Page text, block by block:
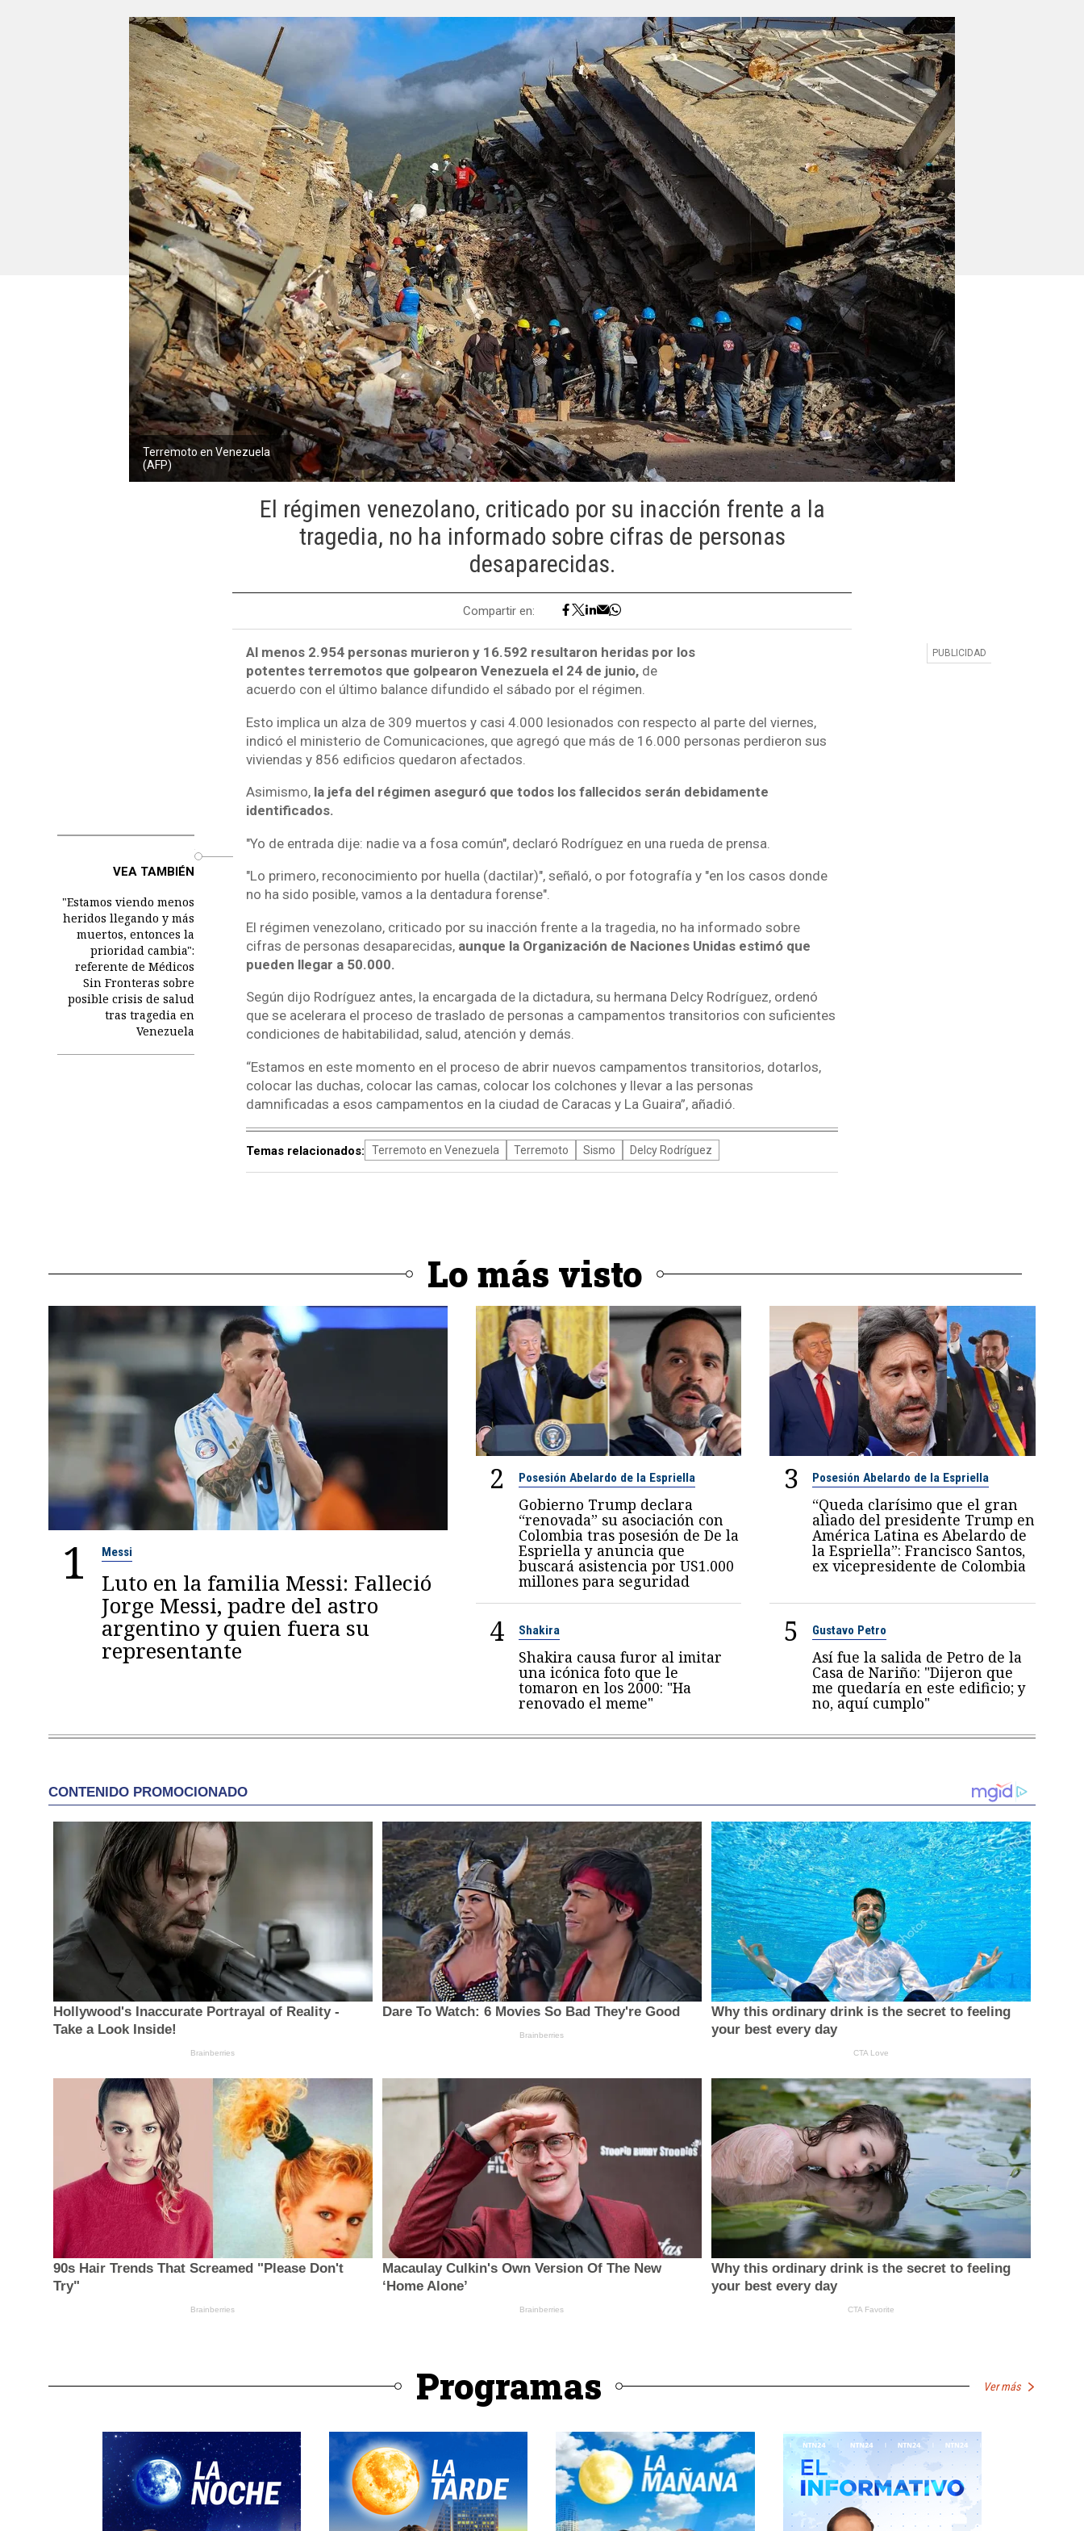
Terremoto en Venezuela
(AFP)
El régimen venezolano, criticado por su inacción frente a la
tragedia, no ha informado sobre cifras de personas
desaparecidas.
Compartir en:
Al menos 2.954 personas murieron y 16.592 resultaron heridas por los
potentes terremotos que golpearon Venezuela el 24 de junio,de
acuerdo con el último balance difundido el sábado por el régimen.
Esto implica un alza de 309 muertos y casi 4.000 lesionados con respecto al parte del viernes,
indicó el ministerio de Comunicaciones, que agregó que más de 16.000 personas perdieron sus
viviendas y 856 edificios quedaron afectados.
Asimismo, la jefa del régimen aseguró que todos los fallecidos serán debidamente
identificados.
VEA TAMBIÉN
"Estamos viendo menos
heridos llegando y más
muertos, entonces la
prioridad cambia":
referente de Médicos
Sin Fronteras sobre
posible crisis de salud
tras tragedia en
Venezuela
"Yo de entrada dije: nadie va a fosa común", declaró Rodríguez en una rueda de prensa.
"Lo primero, reconocimiento por huella (dactilar)", señaló, o por fotografía y "en los casos donde
no ha sido posible, vamos a la dentadura forense".
El régimen venezolano, criticado por su inacción frente a la tragedia, no ha informado sobre
cifras de personas desaparecidas, aunque la Organización de Naciones Unidas estimó que
pueden llegar a 50.000.
Según dijo Rodríguez antes, la encargada de la dictadura, su hermana Delcy Rodríguez, ordenó
que se acelerara el proceso de traslado de personas a campamentos transitorios con suficientes
condiciones de habitabilidad, salud, atención y demás.
“Estamos en este momento en el proceso de abrir nuevos campamentos transitorios, dotarlos,
colocar las duchas, colocar las camas, colocar los colchones y llevar a las personas
damnificadas a esos campamentos en la ciudad de Caracas y La Guaira”, añadió.
Temas relacionados: Terremoto en Venezuela Terremoto Sismo Delcy Rodríguez
Lo más visto
1 Messi
Luto en la familia Messi: Falleció
Jorge Messi, padre del astro
argentino y quien fuera su
representante
2 Posesión Abelardo de la Espriella
Gobierno Trump declara
“renovada” su asociación con
Colombia tras posesión de De la
Espriella y anuncia que
buscará asistencia por US1.000
millones para seguridad
3 Posesión Abelardo de la Espriella
“Queda clarísimo que el gran
aliado del presidente Trump en
América Latina es Abelardo de
la Espriella”: Francisco Santos,
ex vicepresidente de Colombia
4 Shakira
Shakira causa furor al imitar
una icónica foto que le
tomaron en los 2000: "Ha
renovado el meme"
5 Gustavo Petro
Así fue la salida de Petro de la
Casa de Nariño: "Dijeron que
me quedaría en este edificio; y
no, aquí cumplo"
Programas Ver más